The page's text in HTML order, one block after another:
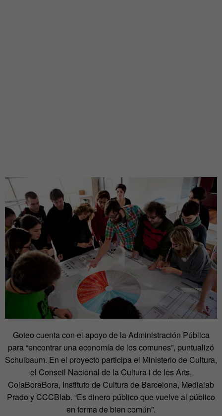
Goteo cuenta con el apoyo de la Administración Pública
para “encontrar una economía de los comunes”, puntualizó
Schulbaum. En el proyecto participa el Ministerio de Cultura,
el Conseil Nacional de la Cultura i de les Arts,
ColaBoraBora, Instituto de Cultura de Barcelona, Medialab
Prado y CCCBlab. “Es dinero público que vuelve al público
en forma de bien común”.